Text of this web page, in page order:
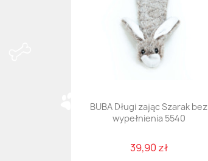
BUBA Długi zając Szarak bez
wypełnienia 5540
39,90 zł